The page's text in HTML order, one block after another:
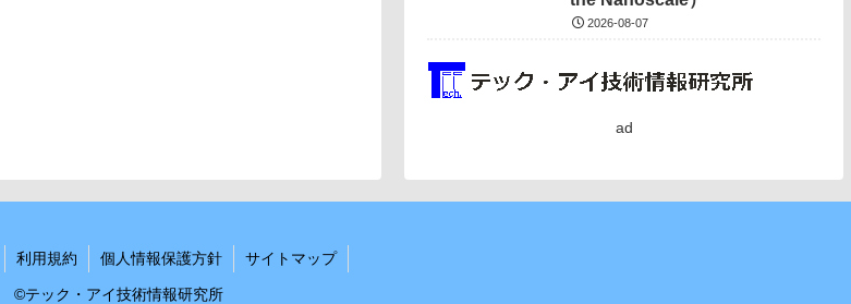
2026-08-07
ad
利用規約 個人情報保護方針 サイトマップ
©テック・アイ技術情報研究所